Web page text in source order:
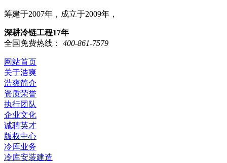
筹建于2007年，成立于2009年，
深耕冷链工程17年
全国免费热线：
400-861-7579
网站首页
关于浩爽
浩爽简介
资质荣誉
执行团队
企业文化
诚聘英才
版权中心
冷库业务
冷库安装建造